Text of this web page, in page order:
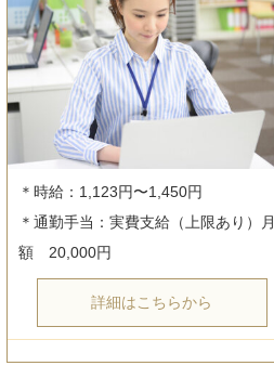
＊時給：1,123円〜1,450円
＊通勤手当：実費支給（上限あり）月
詳細はこちらから